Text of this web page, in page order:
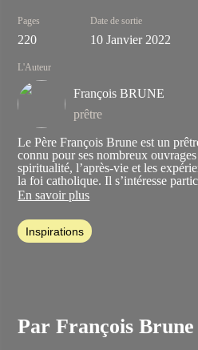
Pages
220
Date de sortie
10 Janvier 2022
L'Auteur
François BRUNE
prêtre
Le Père François Brune est un
connu pour ses nombreux
spiritualité, l’après-vie et les
la foi catholique. Il s’intéresse
des chrétiens d’Orient et il
surnaturel (les miracles) dans la
une vision beaucoup plus mystique
traditionnelle et proche de la
En savoir plus
Inspirations
Par François Brune